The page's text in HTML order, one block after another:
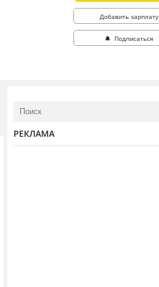
Добавить зарплату
🔔 Подписаться
РЕКЛАМА